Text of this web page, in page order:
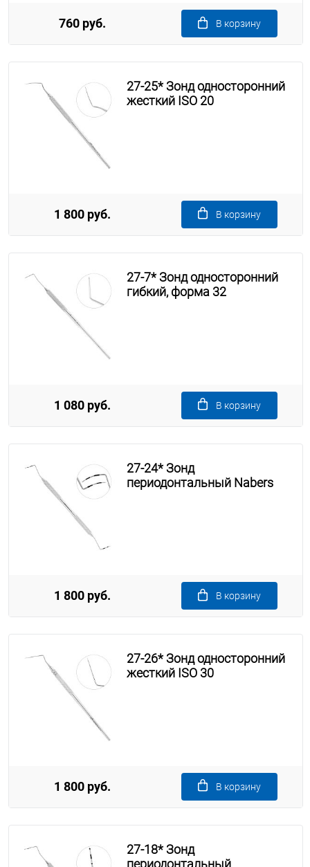
760 руб. В корзину
27-25* Зонд односторонний
жесткий ISO 20
1 800 руб. В корзину
27-7* Зонд односторонний
гибкий, форма 32
1 080 руб. В корзину
27-24* Зонд
периодонтальный Nabers
1 800 руб. В корзину
27-26* Зонд односторонний
жесткий ISO 30
1 800 руб. В корзину
27-18* Зонд
периодонтальный